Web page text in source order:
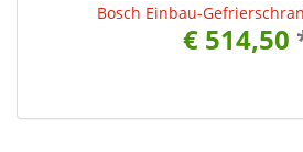
Bosch Einbau-
€ 514,50